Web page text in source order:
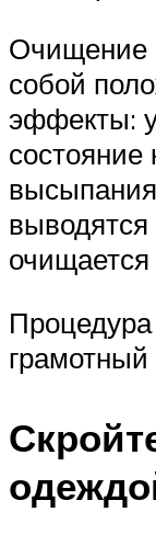
Очищение
собой
эффекты:
очищается
грамотный